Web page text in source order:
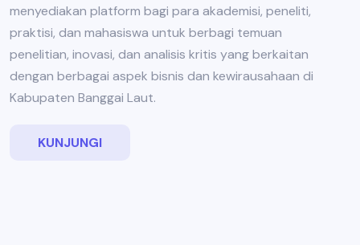
menyediakan platform bagi para akademisi, peneliti,
praktisi, dan mahasiswa untuk berbagi temuan
penelitian, inovasi, dan analisis kritis yang berkaitan
dengan berbagai aspek bisnis dan kewirausahaan di
Kabupaten Banggai Laut.
KUNJUNGI